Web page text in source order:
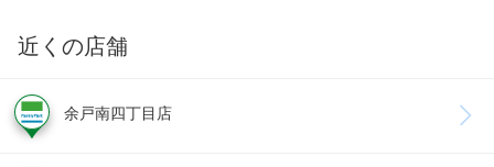
近くの店舗
余戸南四丁目店